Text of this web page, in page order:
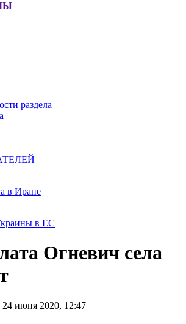
раздела
в Иране
в ЕС
Огневич села
июня 2020, 12:47